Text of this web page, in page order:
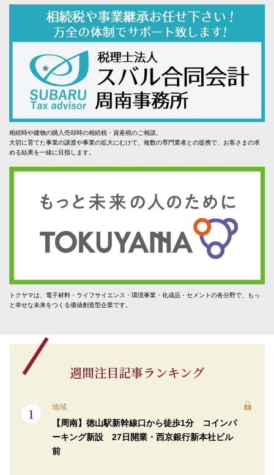
相続時や建物の購入売却時の相続税・資産税のご相談。
大切に育てた事業の譲渡や事業の拡大にむけて、複数の専門業者との提携で、お客さまの求
める結果を一緒に目指します。
トクヤマは、電子材料・ライフサイエンス・環境事業・化成品・セメントの各分野で、もっ
と幸せな未来をつくる価値創造型企業です。
週間注目記事ランキング
地域
【周南】徳山駅新幹線口から徒歩1分 コインパ
ーキング新設 27日開業・西京銀行新本社ビル
前